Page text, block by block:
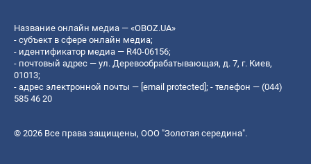
Название онлайн медиа — «OBOZ.UA»
- субъект в сфере онлайн медиа;
- идентификатор медиа — R40-06156;
- почтовый адрес — ул. Деревообрабатывающая, д. 7, г. Киев,
01013;
- адрес электронной почты — [email protected] ; - телефон — (044)
585 46 20
© 2026 Все права защищены, ООО "Золотая середина".